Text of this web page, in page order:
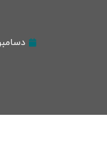
دسامبر 9, 2021